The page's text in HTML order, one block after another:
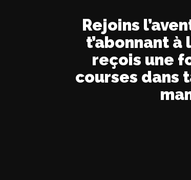
Rejoins
t’abonnant
reçois une
courses dans